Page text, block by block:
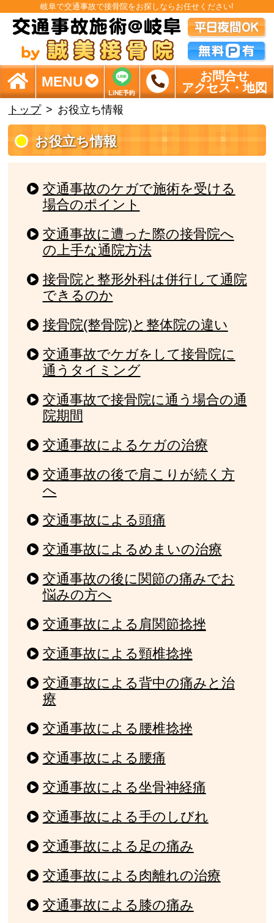
岐阜で交通事故で接骨院をお探しならお任せください!
MENU
お問合せ
アクセス・地図
トップ お役立ち情報
お役立ち情報
交通事故のケガで施術を受ける
場合のポイント
交通事故に遭った際の接骨院へ
の上手な通院方法
接骨院と整形外科は併行して通院
できるのか
接骨院(整骨院)と整体院の違い
交通事故でケガをして接骨院に
通うタイミング
交通事故で接骨院に通う場合の通
院期間
交通事故によるケガの治療
交通事故の後で肩こりが続く方
へ
交通事故による頭痛
交通事故によるめまいの治療
交通事故の後に関節の痛みでお
悩みの方へ
交通事故による肩関節捻挫
交通事故による頸椎捻挫
交通事故による背中の痛みと治
療
交通事故による腰椎捻挫
交通事故による腰痛
交通事故による坐骨神経痛
交通事故による手のしびれ
交通事故による足の痛み
交通事故による肉離れの治療
交通事故による膝の痛み